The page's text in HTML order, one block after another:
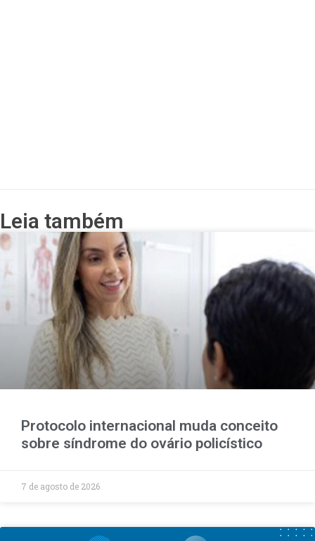
Leia também
Protocolo internacional muda conceito
sobre síndrome do ovário policístico
7 de agosto de 2026